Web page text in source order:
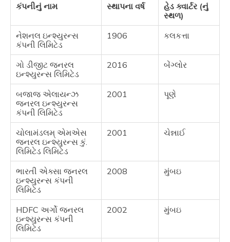
કંપનીનું નામ સ્થાપના વર્ષ
હેડ ક્વાર્ટર (નું
સ્થળ)
નેશનલ ઇન્શ્યુરન્સ
કંપની લિમિટેડ
1906 કલકત્તા
ગો ડીજીટ જનરલ
ઇન્શ્યુરન્સ લિમિટેડ
2016 બેંગ્લોર
બજાજ એલાયન્ઝ
જનરલ ઇન્શ્યુરન્સ
કંપની લિમિટેડ
2001 પૂણે
ચોલામંડલમ્ એમએસ
જનરલ ઇન્શ્યુરન્સ કું.
લિમિટેડ લિમિટેડ
2001 ચેન્નાઈ
ભારતી એક્સા જનરલ
ઇન્શ્યુરન્સ કંપની
લિમિટેડ
2008 મુંબઇ
HDFC અર્ગો જનરલ
ઇન્શ્યુરન્સ કંપની
લિમિટેડ
2002 મુંબઇ